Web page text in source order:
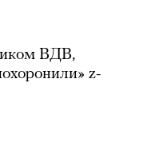
ВДВ,
z-